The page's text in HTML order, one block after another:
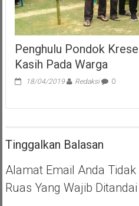
Penghulu Pondok
Kasih Pada Warga
18/04/2019 Redaksi 0
Tinggalkan Balasan
Alamat Email Anda
Ruas Yang Wajib Ditandai